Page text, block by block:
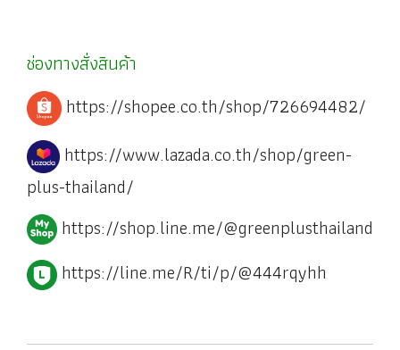
ช่องทางสั่งสินค้า
https://shopee.co.th/shop/726694482/
https://www.lazada.co.th/shop/green-
plus-thailand/
https://shop.line.me/@greenplusthailand
https://line.me/R/ti/p/@444rqyhh